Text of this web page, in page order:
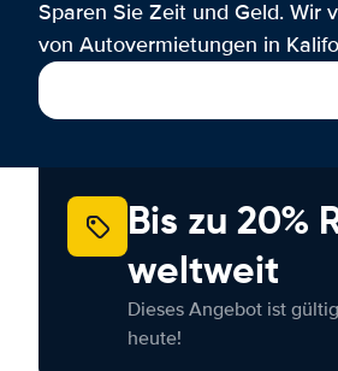
Sparen Sie Zeit und Geld. Wir
von Autovermietungen in
Bis zu
weltweit
Dieses Angebot ist
heute!